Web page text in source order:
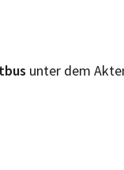
unter dem